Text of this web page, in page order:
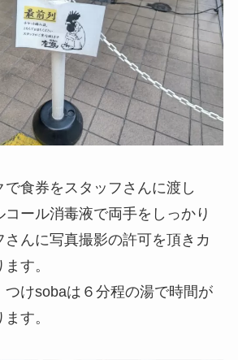
食券をスタッフさんに渡し
ール消毒液で両手をしっかり
さんに写真撮影の許可を頂きカ
す。
つけsobaは６分程の湯で時間が
す。